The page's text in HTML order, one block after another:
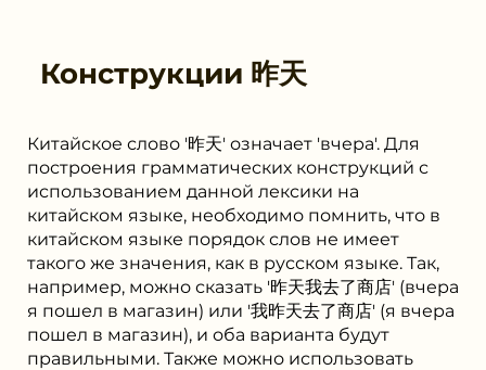
Конструкции 昨天
Китайское слово '昨天' означает 'вчера'. Для
построения грамматических конструкций с
использованием данной лексики на
китайском языке, необходимо помнить, что в
китайском языке порядок слов не имеет
такого же значения, как в русском языке. Так,
например, можно сказать '昨天我去了商店' (вчера
я пошел в магазин) или '我昨天去了商店' (я вчера
пошел в магазин), и оба варианта будут
правильными. Также можно использовать